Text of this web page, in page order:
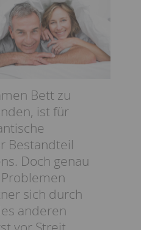
Bett zu
ist für
Bestandteil
Doch genau
sich durch
anderen